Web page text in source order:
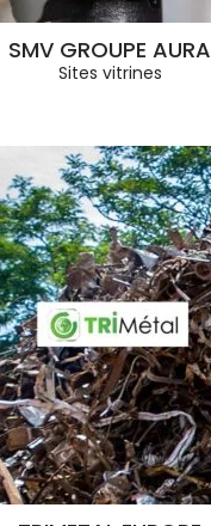
SMV GROUPE AURA
Sites vitrines